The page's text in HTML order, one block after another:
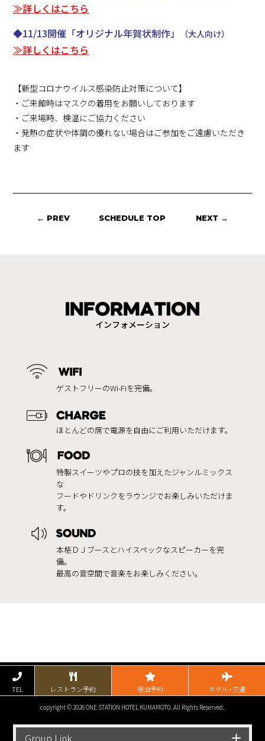
≫詳しくはこちら
◆11/13開催「オリジナル年賀状制作」
（大人向け）
≫詳しくはこちら
【新型コロナウイルス感染防止対策について】
・ご来館時はマスクの着用をお願いしております
・ご来場時、検温にご協力ください
・発熱の症状や体調の優れない場合はご参加をご遠慮いただき
ます
← PREV SCHEDULE TOP NEXT →
インフォメーション
ゲストフリーのWi-Fiを完備。
ほとんどの席で電源を自由にご利用いただけます。
特製スイーツやプロの技を加えたジャンルミックス
な
フードやドリンクをラウンジでお楽しみいただけま
す。
本格ＤＪブースとハイスペックなスピーカーを完
備。
最高の音空間で音楽をお楽しみください。
TEL レストラン予約 宿泊予約 ホテル+交通
copyright © 2026 ONE STATION HOTEL KUMAMOTO. All Rights Reserved.
Group Link